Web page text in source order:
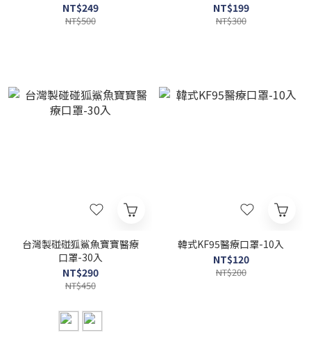
NT$249
NT$500
NT$199
NT$300
台灣製碰碰狐鯊魚寶寶醫療
口罩-30入
NT$290
NT$450
韓式KF95醫療口罩-10入
NT$120
NT$200